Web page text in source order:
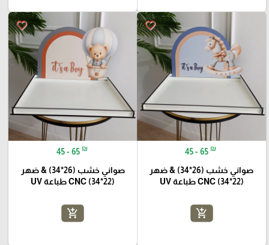
favorite_border
45 - 65 ₪
صواني خشب (26*34) & ضهر
(22*34) CNC طباعة UV
add_shopping_cart
favorite_border
45 - 65 ₪
صواني خشب (26*34) & ضهر
(22*34) CNC طباعة UV
add_shopping_cart